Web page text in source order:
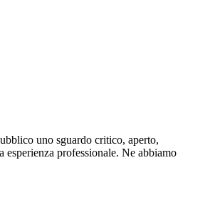
uno sguardo critico, aperto,
esperienza professionale. Ne abbiamo